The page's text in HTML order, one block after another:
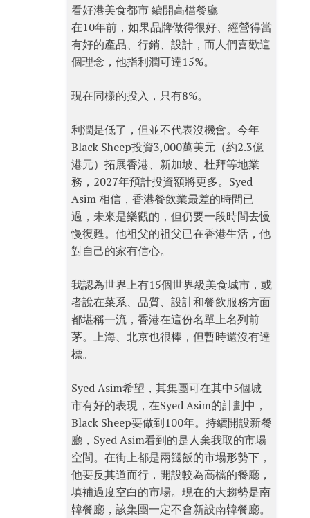
看好港美食都市 續開高檔餐廳
在10年前，如果品牌做得很好、經營得當
有好的產品、行銷、設計，而人們喜歡這
個理念，他指利潤可達15%。
現在同樣的投入，只有8%。
利潤是低了，但並不代表沒機會。今年
Black Sheep投資3,000萬美元（約2.3億
港元）拓展香港、新加坡、杜拜等地業
務，2027年預計投資額將更多。Syed
Asim 相信，香港餐飲業最差的時間已
過，未來是樂觀的，但仍要一段時間去慢
慢復甦。他祖父的祖父已在香港生活，他
對自己的家有信心。
我認為世界上有15個世界級美食城市，或
者說在菜系、品質、設計和餐飲服務方面
都堪稱一流，香港在這份名單上名列前
茅。上海、北京也很棒，但暫時還沒有達
標。
Syed Asim希望，其集團可在其中5個城
市有好的表現，在Syed Asim的計劃中，
Black Sheep要做到100年。持續開設新餐
廳，Syed Asim看到的是人棄我取的市場
空間。在街上都是兩餸飯的市場形勢下，
他要反其道而行，開設較為高檔的餐廳，
填補過度空白的市場。現在的大趨勢是南
韓餐廳，該集團一定不會新設南韓餐廳。